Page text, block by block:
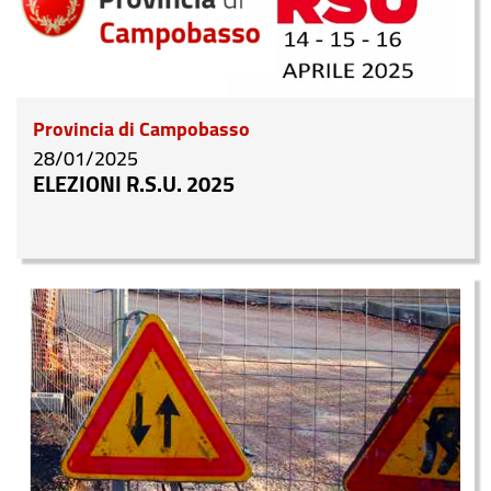
Provincia di Campobasso
28/01/2025
ELEZIONI R.S.U. 2025